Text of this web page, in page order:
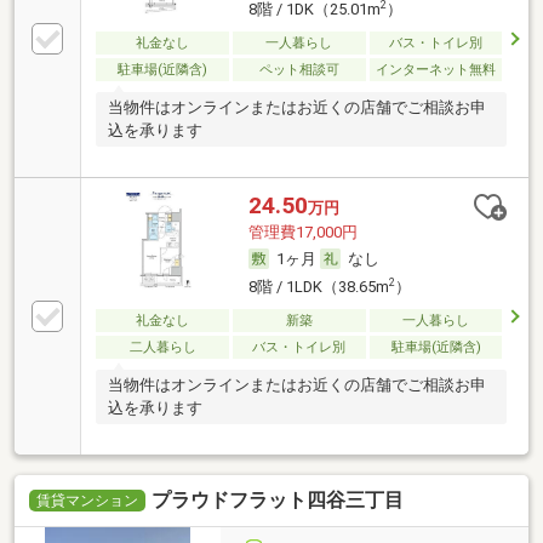
8階 / 1DK（25.01m2）
礼金なし 一人暮らし
バス・トイレ別
駐車場(近隣含)
ペット相談可 インターネット無料
当物件はオンラインまたはお近くの店舗でご相談お申
込を承ります
24.50万円
管理費17,000円
1ヶ月
なし
8階 / 1LDK（38.65m2）
礼金なし 新築
一人暮らし
二人暮らし
バス・トイレ別 駐車場(近隣含)
当物件はオンラインまたはお近くの店舗でご相談お申
込を承ります
賃貸マンション プラウドフラット四谷三丁目